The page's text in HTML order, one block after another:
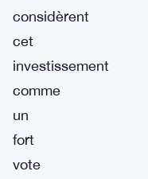
considèrent
cet
investissement
comme
un
fort
vote